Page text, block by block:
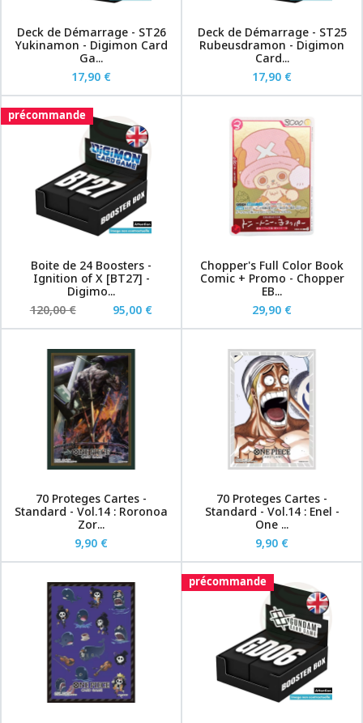
Deck de Démarrage - ST26
Yukinamon - Digimon Card
Ga...
17,90 €
Deck de Démarrage - ST25
Rubeusdramon - Digimon
Card...
17,90 €
précommande
Boite de 24 Boosters -
Ignition of X [BT27] -
Digimo...
120,00 €
95,00 €
Chopper's Full Color Book
Comic + Promo - Chopper
EB...
29,90 €
70 Proteges Cartes -
Standard - Vol.14 : Roronoa
Zor...
9,90 €
70 Proteges Cartes -
Standard - Vol.14 : Enel -
One ...
9,90 €
précommande